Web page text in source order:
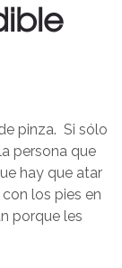
pinza. Si sólo
persona que
hay que atar
los pies en
porque les